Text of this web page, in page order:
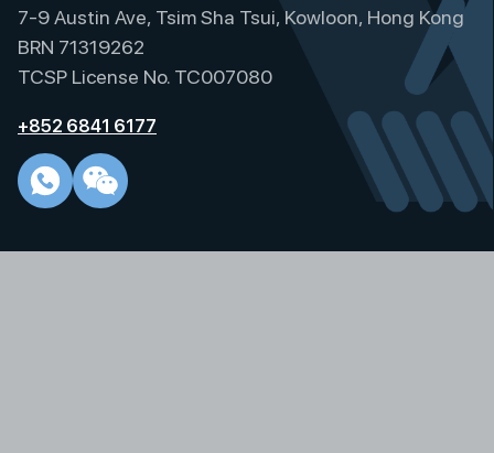
7-9 Austin Ave, Tsim Sha Tsui, Kowloon, Hong Kong
BRN 71319262
TCSP License No. TC007080
+852 6841 6177